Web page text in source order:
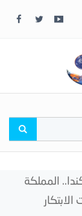
"الإيكاو" الـ 42 في كندا.. المملكة
الابتكار